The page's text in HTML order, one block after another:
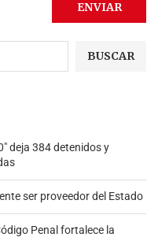
BUSCAR
deja 384 detenidos y
ser proveedor del Estado
Penal fortalece la